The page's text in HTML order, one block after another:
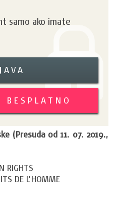
samo ako imate
BESPLATNO
(Presuda od 11. 07. 2019.,
RIGHTS
DE L'HOMME